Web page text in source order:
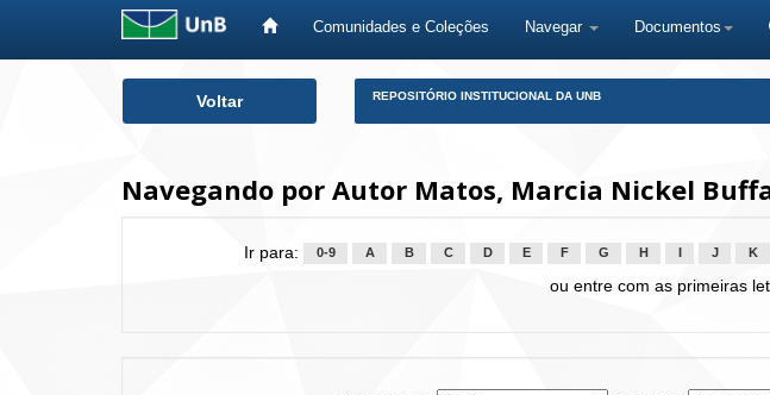
Comunidades e Coleções Navegar Documentos
Voltar REPOSITÓRIO INSTITUCIONAL DA UNB
Navegando por Autor Matos, Marcia Nickel
Ir para: 0-9 A B C D E F G H J K
ou entre com as primeiras